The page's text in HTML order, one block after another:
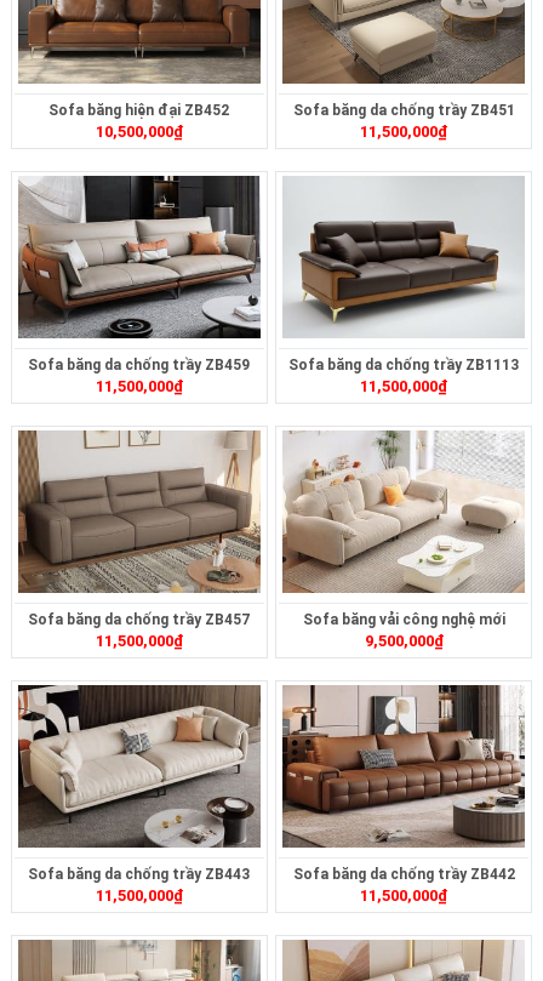
Sofa băng hiện đại ZB452
10,500,000₫
Sofa băng da chống trầy ZB451
11,500,000₫
Sofa băng da chống trầy ZB459
11,500,000₫
Sofa băng da chống trầy ZB1113
11,500,000₫
Sofa băng da chống trầy ZB457
11,500,000₫
Sofa băng vải công nghệ mới
ZB456
9,500,000₫
Sofa băng da chống trầy ZB443
11,500,000₫
Sofa băng da chống trầy ZB442
11,500,000₫